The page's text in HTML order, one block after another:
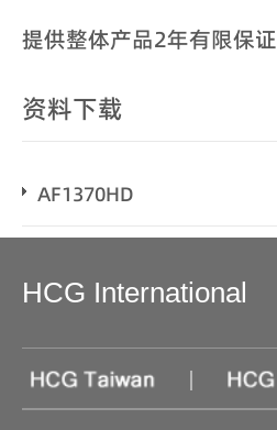
提供整体产品2年有限保证
资料下载
AF1370HD
HCG International
|